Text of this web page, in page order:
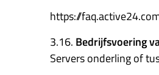
https://
3.16. Bedrijfsvoering
Servers onderling of